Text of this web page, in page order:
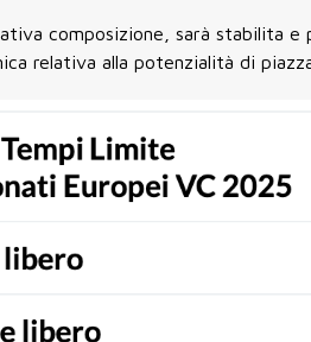
composizione, sarà stabilita e
relativa alla potenzialità di